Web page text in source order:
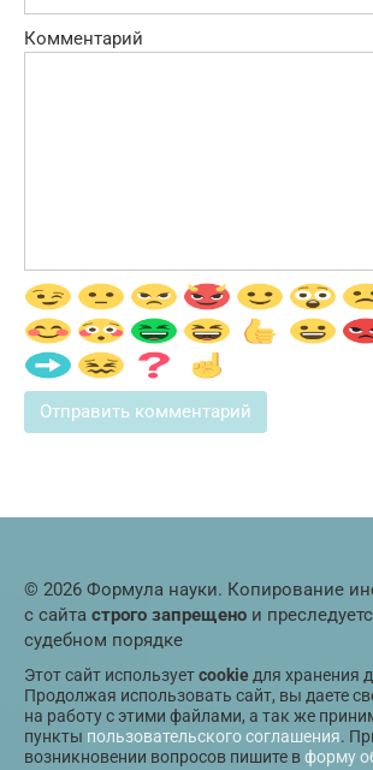
Комментарий
© 2026 Формула науки. Копирование
с сайта строго запрещено и
судебном порядке
Этот сайт используетcookie для хранения
Продолжая использовать сайт, вы даете
на работу с этими файлами, а так же
пункты пользовательского соглашения.
возникновении вопросов пишите вформу